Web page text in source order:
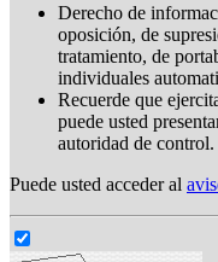
Derecho de
oposición, de
tratamiento, de
individuales
Recuerde que
puede usted
autoridad de control.
Puede usted acceder al